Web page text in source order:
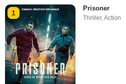
1
Prisoner
Thriller,Action